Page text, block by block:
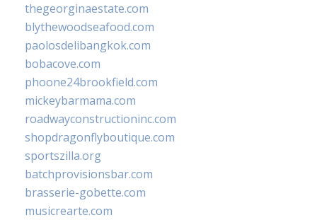
thegeorginaestate.com
blythewoodseafood.com
paolosdelibangkok.com
bobacove.com
phoone24brookfield.com
mickeybarmama.com
roadwayconstructioninc.com
shopdragonflyboutique.com
sportszilla.org
batchprovisionsbar.com
brasserie-gobette.com
musicrearte.com